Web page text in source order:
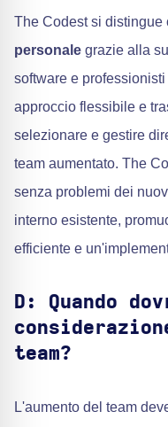
The Codest si distingue
personale grazie alla
software e
approccio flessibile e
selezionare e gestire
team aumentato. The
senza problemi dei
interno esistente,
efficiente e
D: Quando
team?
L'aumento del team